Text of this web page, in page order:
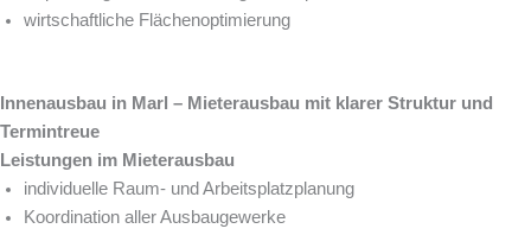
wirtschaftliche Flächenoptimierung
Innenausbau in Marl – Mieterausbau mit klarer Struktur und
Termintreue
Leistungen im Mieterausbau
individuelle Raum- und Arbeitsplatzplanung
Koordination aller Ausbaugewerke